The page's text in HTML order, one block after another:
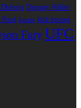
Deontay Wilder
Paul karate kick boxing
FuryUFC